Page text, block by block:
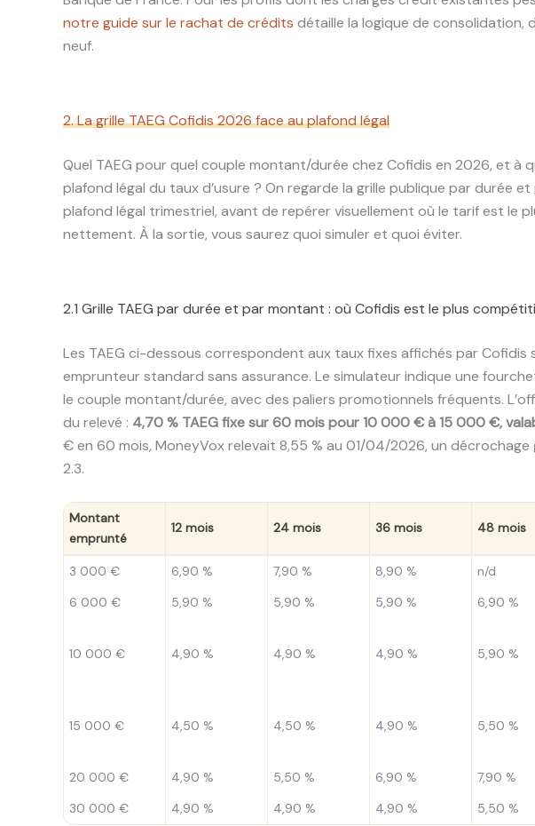
notre guide sur le rachat de crédits détaille la logique de consolidation,
neuf.
2. La grille TAEG Cofidis 2026 face au plafond légal
Quel TAEG pour quel couple montant/durée chez Cofidis en 2026, et à
plafond légal du taux d’usure ? On regarde la grille publique par durée
plafond légal trimestriel, avant de repérer visuellement où le tarif est le
nettement. À la sortie, vous saurez quoi simuler et quoi éviter.
2.1 Grille TAEG par durée et par montant : où Cofidis est le plus
Les TAEG ci-dessous correspondent aux taux fixes affichés par Cofidis
emprunteur standard sans assurance. Le simulateur indique une
le couple montant/durée, avec des paliers promotionnels fréquents.
du relevé : 4,70 % TAEG fixe sur 60 mois pour 10 000 € à 15 000 €,
€ en 60 mois, MoneyVox relevait 8,55 % au 01/04/2026, un
2.3.
Montant
emprunté
12 mois 24 mois 36 mois 48 mois
3 000 € 6,90 % 7,90 % 8,90 % n/d
6 000 €
5,90 % 5,90 % 5,90 % 6,90 %
10 000 € 4,90 % 4,90 % 4,90 % 5,90 %
15 000 € 4,50 % 4,50 % 4,90 % 5,50 %
20 000 € 4,90 % 5,50 % 6,90 % 7,90 %
30 000 €
4,90 % 4,90 % 4,90 % 5,50 %